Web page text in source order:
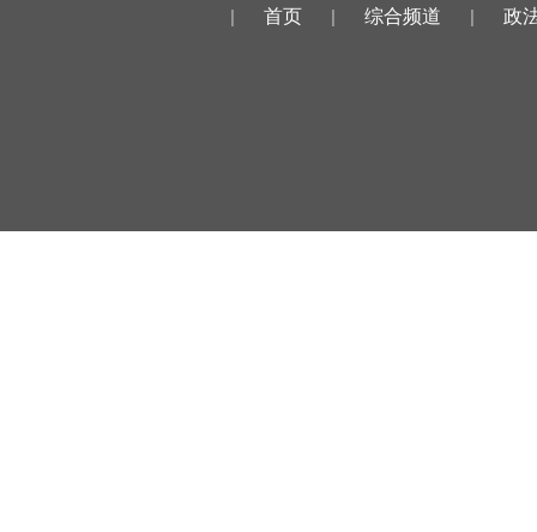
| 首页 | 综合频道 | 政